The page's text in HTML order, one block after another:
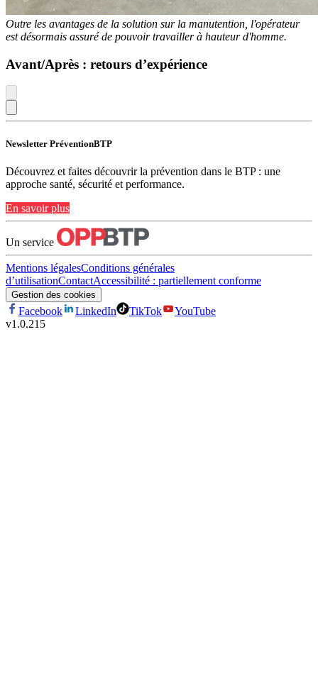
Outre les avantages de la solution sur la manutention, l'opérateur
est désormais assuré de pouvoir travailler à hauteur d'homme.
Avant/Après : retours d’expérience
Newsletter PréventionBTP
Découvrez et faites découvrir la prévention dans le BTP : une
approche santé, sécurité et performance.
En savoir plus
Un service
Mentions légalesConditions générales
d’utilisationContactAccessibilité : partiellement conforme
Gestion des cookies
Facebook LinkedIn TikTok
YouTube
v1.0.215